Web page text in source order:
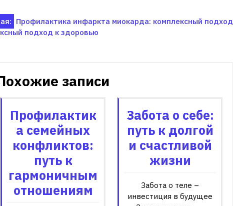
Профилактика инфаркта миокарда: комплексный подход
подход к здоровью
записи
Профилактик
а семейных
конфликтов:
путь к
гармоничным
отношениям
Забота о себе:
путь к долгой
и счастливой
жизни
Забота о теле –
инвестиция в будущее